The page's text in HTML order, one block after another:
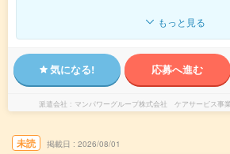
もっと見る
気になる! 応募へ進む
派遣会社 マンパワーグループ株式会社 ケアサービス事
未読 掲載日 2026/08/01